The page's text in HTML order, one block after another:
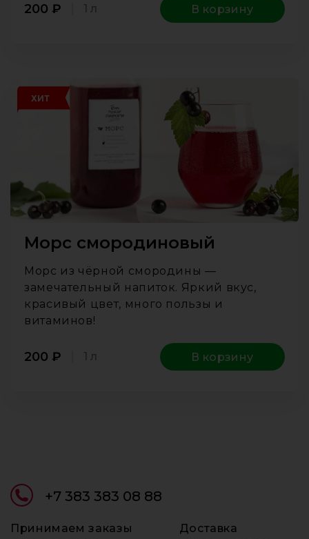
200 ₽ 1 л В корзину
ХИТ
Морс смородиновый
Морс из чёрной смородины —
замечательный напиток. Яркий вкус,
красивый цвет, много пользы и
витаминов!
200 ₽ 1 л В корзину
+7 383 383 08 88
Принимаем заказы
Доставка